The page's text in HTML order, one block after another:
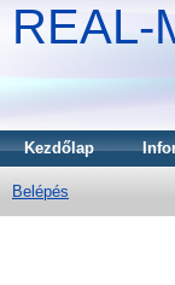
REAL-
Kezdőlap
Belépés